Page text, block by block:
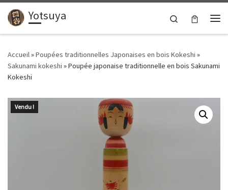
Passer au contenu
Yotsuya
Search
Accueil»Poupées traditionnelles Japonaises en bois Kokeshi »
Sakunami kokeshi »Poupée japonaise traditionnelle en bois Sakunami
Kokeshi
Vendu !